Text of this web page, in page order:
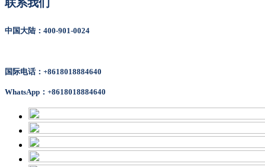
联系我们
中国大陆：400-901-0024
国际电话：+8618018884640
WhatsApp：+8618018884640